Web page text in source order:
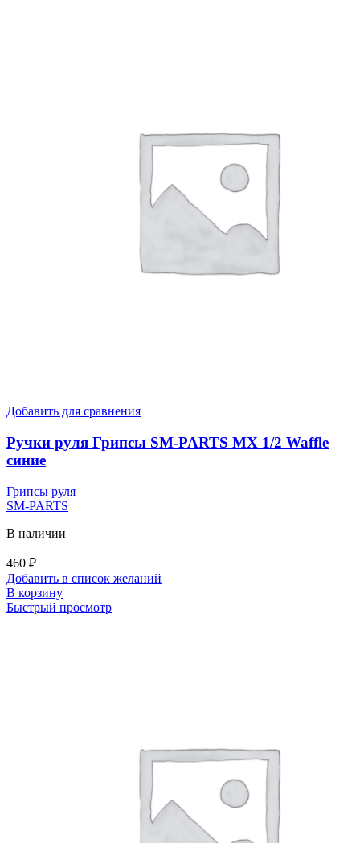
Добавить для сравнения
Ручки руля Грипсы SM-PARTS MX 1/2 Waffle
синие
Грипсы руля
SM-PARTS
В наличии
460 ₽
Добавить в список желаний
В корзину
Быстрый просмотр